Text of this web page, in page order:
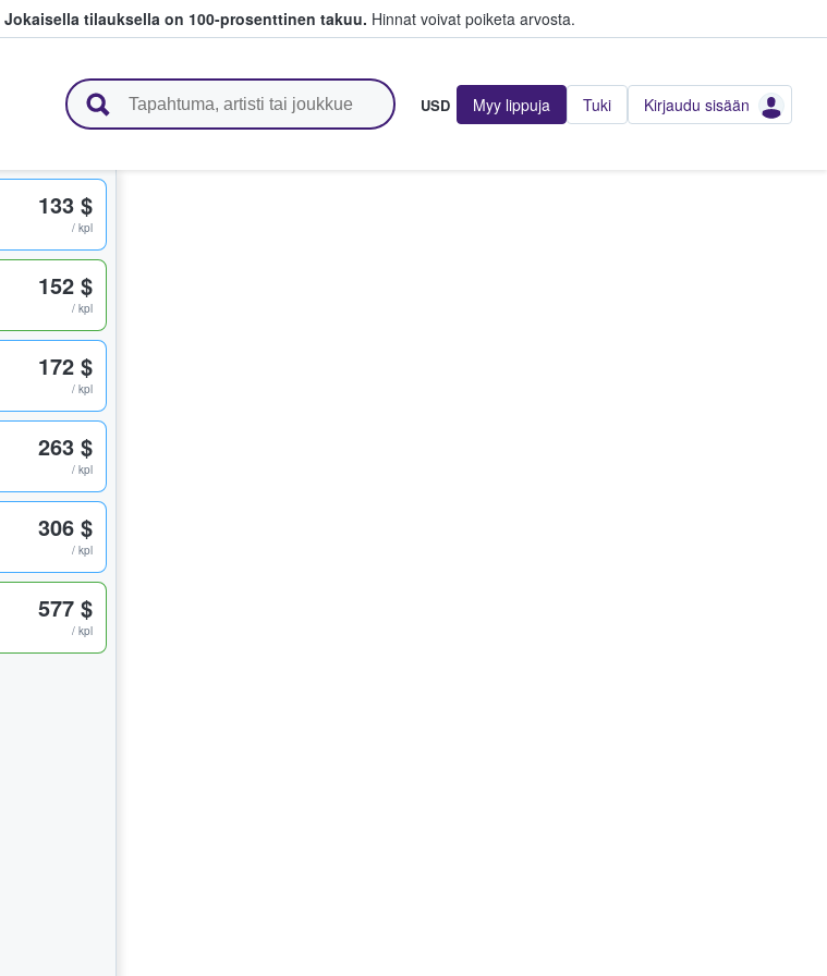
Jokaisella tilauksella on 100-prosenttinen takuu. Hinnat voivat poiketa arvosta.
USD Myy lippuja Tuki Kirjaudu sisään
133 $
/ kpl
152 $
/ kpl
172 $
/ kpl
263 $
/ kpl
306 $
/ kpl
577 $
/ kpl